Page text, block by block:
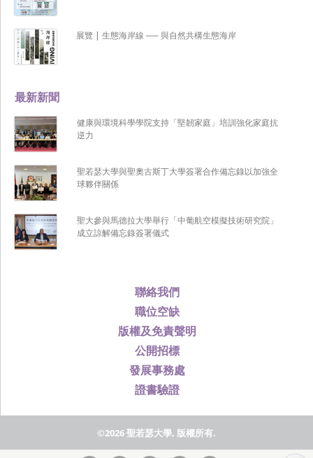
聯絡我們
職位空缺
版權及免責聲明
公開招標
發展事務處
證書驗證
最新新聞
健康與環境科學學院支持「堅韌家庭」培訓強化家庭抗
逆力
聖若瑟大學與聖奧古斯丁大學簽署合作備忘錄以加強全
球夥伴關係
聖大參與馬德拉大學舉行「中葡航空模擬技術研究院」
成立諒解備忘錄簽署儀式
展覽 | 生態海岸線 ── 與自然共構生態海岸
©2026 聖若瑟大學, 版權所有.